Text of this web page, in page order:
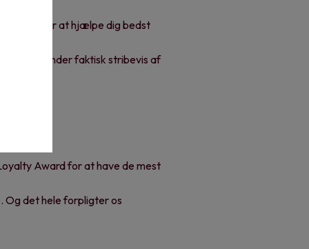
vi kan for at hjælpe dig bedst
og vi vinder faktisk stribevis af
Award for at have de mest
Og det hele forpligter os